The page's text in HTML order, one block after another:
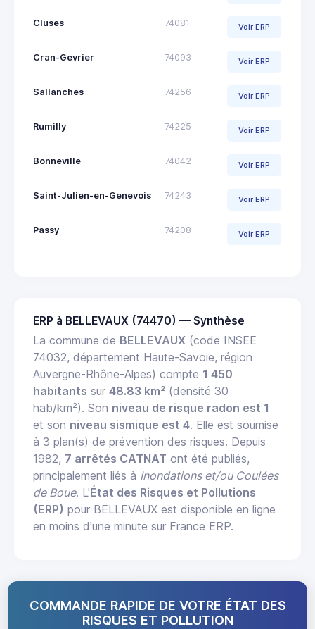
Cluses 74081 Voir ERP
Cran-Gevrier 74093 Voir ERP
Sallanches 74256 Voir ERP
Rumilly 74225 Voir ERP
Bonneville 74042 Voir ERP
Saint-Julien-en-Genevois 74243 Voir ERP
Passy 74208 Voir ERP
ERP à BELLEVAUX (74470) — Synthèse
La commune de BELLEVAUX (code INSEE
74032, département Haute-Savoie, région
Auvergne-Rhône-Alpes) compte 1 450
habitants sur 48.83 km² (densité 30
hab/km²). Son niveau de risque radon est 1
et son niveau sismique est 4. Elle est soumise
à 3 plan(s) de prévention des risques. Depuis
1982, 7 arrêtés CATNAT ont été publiés,
principalement liés à Inondations et/ou Coulées
de Boue. L'État des Risques et Pollutions
(ERP) pour BELLEVAUX est disponible en ligne
en moins d'une minute sur France ERP.
COMMANDE RAPIDE DE VOTRE ÉTAT DES
RISQUES ET POLLUTION